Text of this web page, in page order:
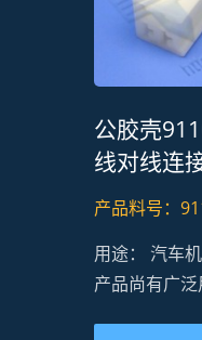
公胶壳
线对线连
RoHS
产品料号：
用途： 汽车
产品尚有广泛